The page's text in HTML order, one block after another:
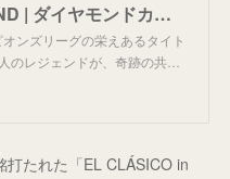
DIAMOND CUP OF LEGEND | ダイヤモンドカップ・オブ・レジェンド カカ、サルガド、ピレスら世界のスターが来日！
ンズリーグの栄えあるタイト
のレジェンドが、奇跡の共…
たれた「EL CLÁSICO in